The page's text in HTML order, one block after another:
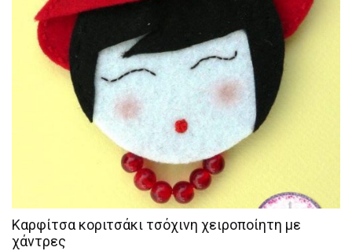
Καρφίτσα κοριτσάκι τσόχινη χειροποίητη με
χάντρες